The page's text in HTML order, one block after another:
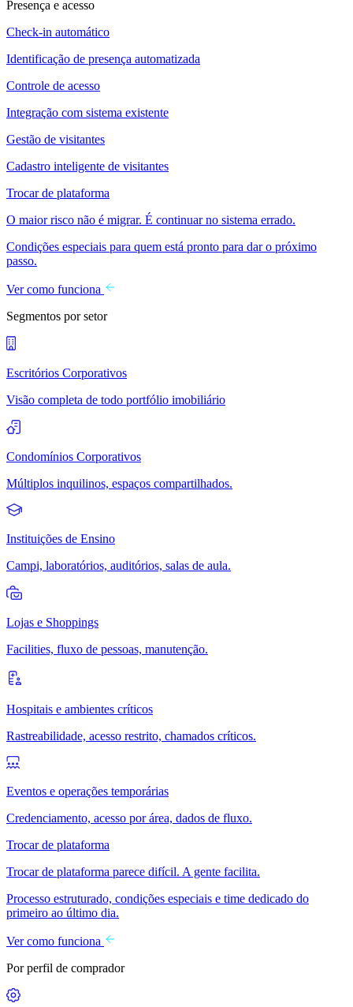
Presença e acesso
Check-in automático
Identificação de presença automatizada
Controle de acesso
Integração com sistema existente
Gestão de visitantes
Cadastro inteligente de visitantes
Trocar de plataforma
O maior risco não é migrar. É continuar no sistema errado.
Condições especiais para quem está pronto para dar o próximo
passo.
Ver como funciona
Segmentos por setor
Escritórios Corporativos
Visão completa de todo portfólio imobiliário
Condomínios Corporativos
Múltiplos inquilinos, espaços compartilhados.
Instituições de Ensino
Campi, laboratórios, auditórios, salas de aula.
Lojas e Shoppings
Facilities, fluxo de pessoas, manutenção.
Hospitais e ambientes críticos
Rastreabilidade, acesso restrito, chamados críticos.
Eventos e operações temporárias
Credenciamento, acesso por área, dados de fluxo.
Trocar de plataforma
Trocar de plataforma parece difícil. A gente facilita.
Processo estruturado, condições especiais e time dedicado do
primeiro ao último dia.
Ver como funciona
Por perfil de comprador